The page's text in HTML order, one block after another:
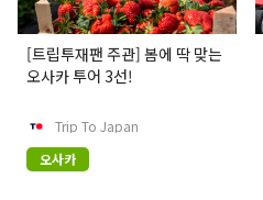
[트립투재팬 주관] 봄에 딱 맞는
오사카 투어 3선!
Trip To Japan
오사카